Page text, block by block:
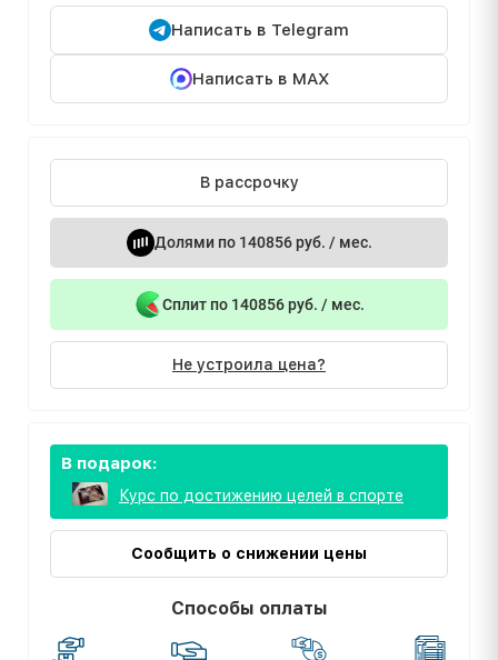
Написать в Telegram
Написать в MAX
В рассрочку
Долями по 140856 руб. / мес.
Сплит по 140856 руб. / мес.
Не устроила цена?
В подарок:
Курс по достижению целей в спорте
Сообщить о снижении цены
Способы оплаты